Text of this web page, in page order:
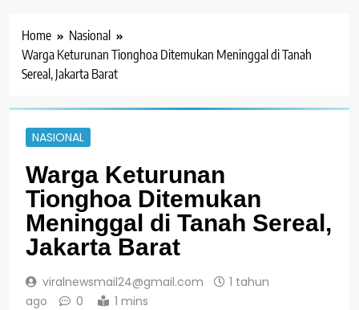
Home
Nasional
Warga Keturunan Tionghoa Ditemukan Meninggal di Tanah
Sereal, Jakarta Barat
NASIONAL
Warga Keturunan
Tionghoa Ditemukan
Meninggal di Tanah Sereal,
Jakarta Barat
viralnewsmail24@gmail.com
1 tahun
ago
0 1 mins